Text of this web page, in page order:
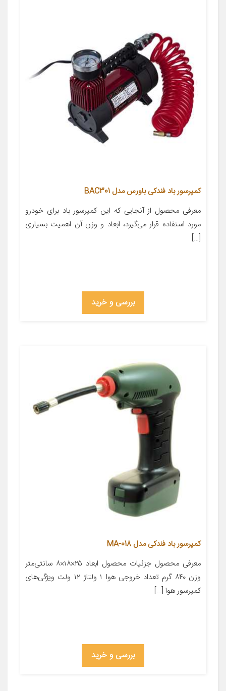
کمپرسور باد فندکی باورس مدل BAC301
معرفی محصول از آنجایی که این کمپرسور باد برای خودرو
مورد استفاده قرار می‌گیرد، ابعاد و وزن آن اهمیت بسیاری
[…]
بررسی و خرید
کمپرسور باد فندکی مدل MA-018
معرفی محصول جزئیات محصول ابعاد ۲۵×۱۸×۸ سانتی‌متر
وزن ۸۴۰ گرم تعداد خروجی هوا ۱ ولتاژ ۱۲ ولت ویژگی‌های
کمپرسور هوا […]
بررسی و خرید